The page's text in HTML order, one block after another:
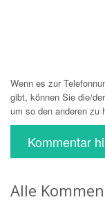
Wenn es zur
gibt, können Sie die/
um so den anderen zu
Kommentar
Alle